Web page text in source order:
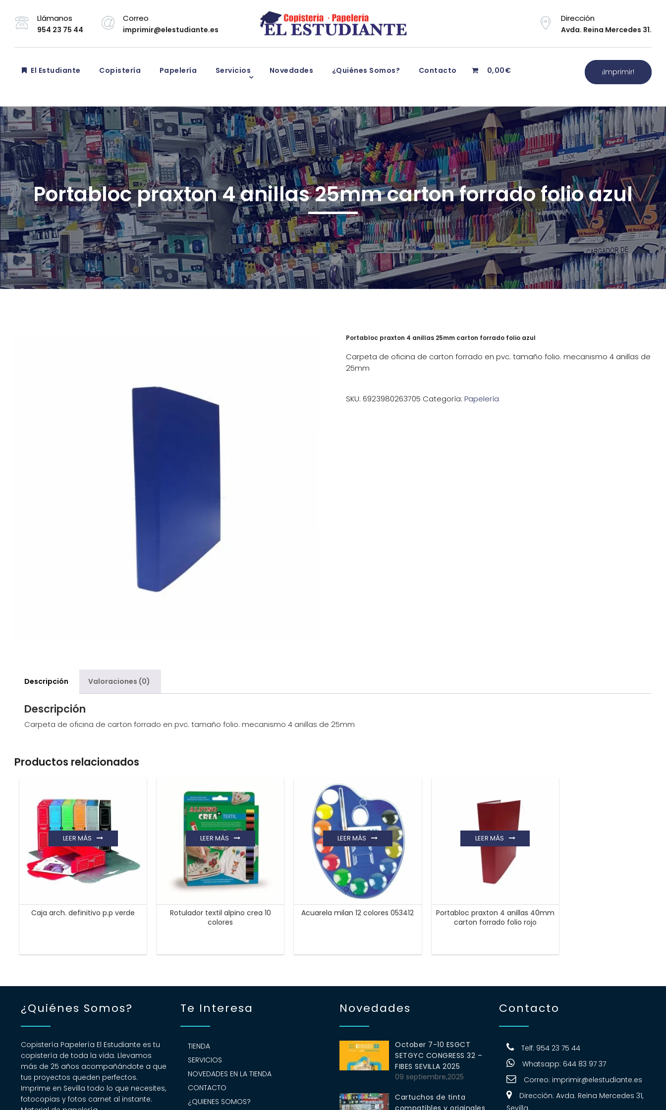
Llámanos
954 23 75 44
Correo
imprimir@elestudiante.es
Dirección
Avda. Reina Mercedes 31.
El Estudiante Copistería Papelería Servicios Novedades ¿Quiénes Somos? Contacto 0,00€ ¡Imprimir!
Portabloc praxton 4 anillas 25mm carton forrado folio azul
Portabloc praxton 4 anillas 25mm carton forrado folio azul
Carpeta de oficina de carton forrado en pvc. tamaño folio. mecanismo 4 anillas de
25mm
SKU: 6923980263705 Categoría: Papelería
Descripción Valoraciones (0)
Descripción
Carpeta de oficina de carton forrado en pvc. tamaño folio. mecanismo 4 anillas de 25mm
Productos relacionados
Caja arch. definitivo p.p verde
LEER MÁS
Rotulador textil alpino crea 10
colores
LEER MÁS
Acuarela milan 12 colores 053412
LEER MÁS
Portabloc praxton 4 anillas 40mm
carton forrado folio rojo
LEER MÁS
¿Quiénes Somos?
Copistería Papelería El Estudiante es tu
copistería de toda la vida. Llevamos
más de 25 años acompañándote a que
tus proyectos queden perfectos.
Imprime en Sevilla todo lo que necesites,
fotocopias y fotos carnet al instante.
Te Interesa
TIENDA
SERVICIOS
NOVEDADES EN LA TIENDA
CONTACTO
¿QUIENES SOMOS?
Novedades
October 7-10 ESGCT
SETGYC CONGRESS 32 –
FIBES SEVILLA 2025
09 septiembre,2025
Cartuchos de tinta
Contacto
Telf: 954 23 75 44
Whatsapp: 644 83 97 37
Correo: imprimir@elestudiante.es
Dirección: Avda. Reina Mercedes 31,